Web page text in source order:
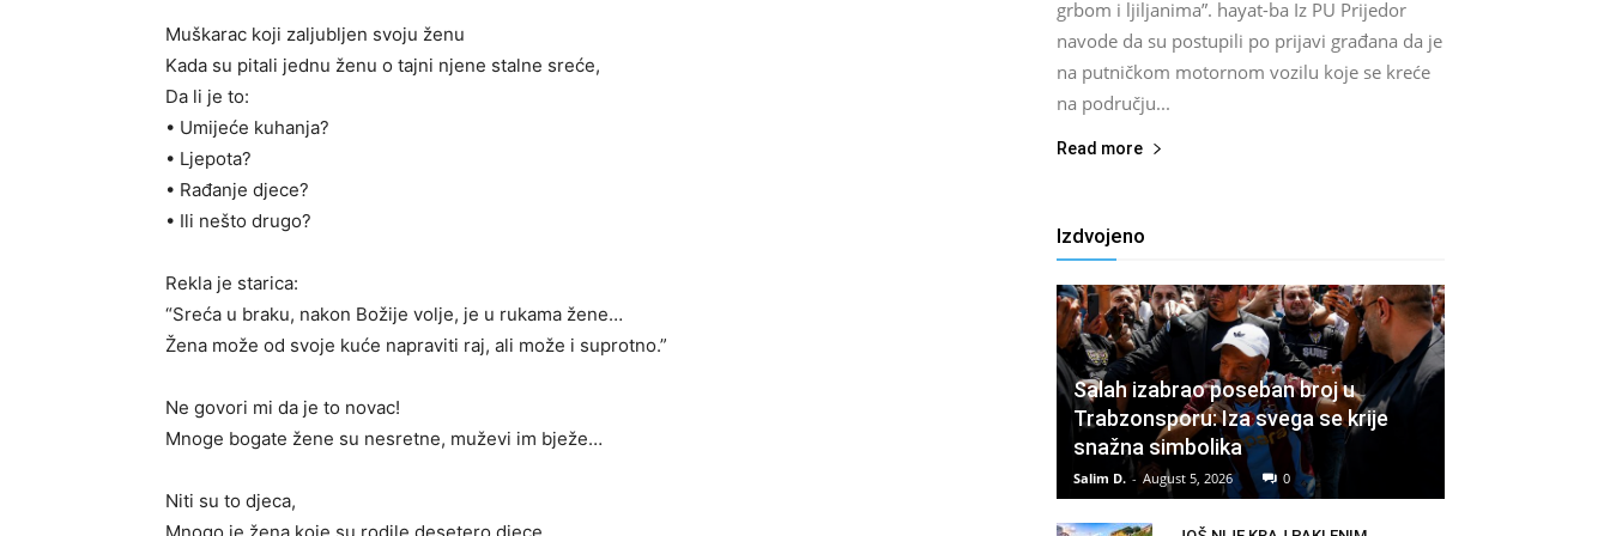
Muškarac koji zaljubljen svoju ženu
Kada su pitali jednu ženu o tajni njene stalne sreće,
Da li je to:
• Umijeće kuhanja?
• Ljepota?
• Rađanje djece?
• Ili nešto drugo?
Rekla je starica:
“Sreća u braku, nakon Božije volje, je u rukama žene…
Žena može od svoje kuće napraviti raj, ali može i suprotno.”
Ne govori mi da je to novac!
Mnoge bogate žene su nesretne, muževi im bježe…
Niti su to djeca,
grbom i ljiljanima”. hayat-ba Iz PU Prijedor
navode da su postupili po prijavi građana da je
na putničkom motornom vozilu koje se kreće
na području...
Read more
Izdvojeno
Salah izabrao poseban broj u
Trabzonsporu: Iza svega se krije
snažna simbolika
Salim D. - August 5, 2026 0